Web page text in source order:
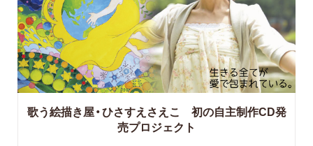
歌う絵描き屋・ひさすえさえこ 初の自主制作CD発
売プロジェクト